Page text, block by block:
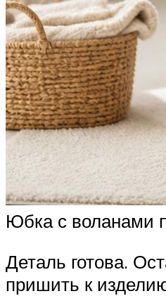
Юбка с воланами
Деталь готова.
пришить к